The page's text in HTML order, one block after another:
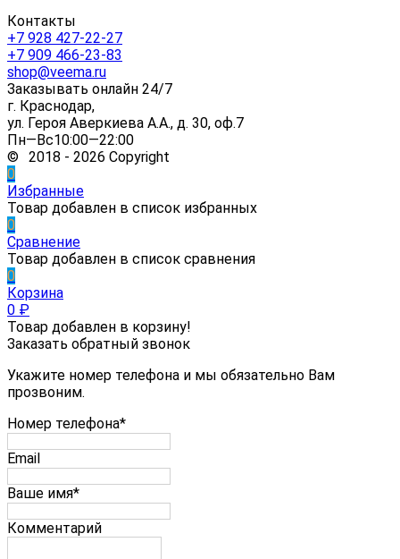
Контакты
+7 928 427-22-27
+7 909 466-23-83
shop@veema.ru
Заказывать онлайн 24/7
г. Краснодар,
ул. Героя Аверкиева А.А., д. 30, оф.7
Пн—Вс10:00—22:00
© 2018 - 2026 Copyright
0
Избранные
Товар добавлен в список избранных
0
Сравнение
Товар добавлен в список сравнения
0
Корзина
0 ₽
Товар добавлен в корзину!
Заказать обратный звонок
Укажите номер телефона и мы обязательно Вам
прозвоним.
Номер телефона*
Email
Ваше имя*
Комментарий